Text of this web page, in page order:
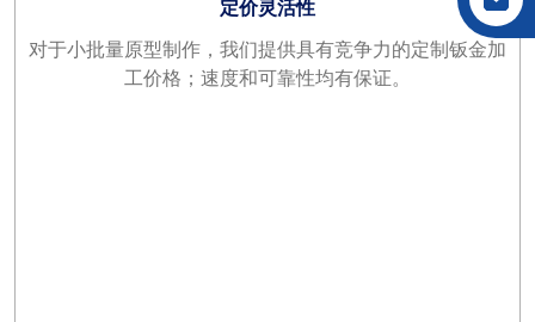
定价灵活性
对于小批量原型制作，我们提供具有竞争力的定制钣金加
工价格；速度和可靠性均有保证。